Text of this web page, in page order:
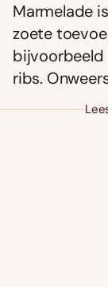
Marmelade
zoete
bijvoorbeeld
ribs.